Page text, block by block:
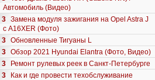
Автомобиль (Видео)
3 Замена модуля зажигания на Opel Astra J
с A16XER (Фото)
3 Обновленные Тигуаны L
3 Обзор 2021 Hyundai Elantra (Фото, Видео)
3
Ремонт рулевых реек в Санкт-Петербурге
3
Как и где провести техобслуживание